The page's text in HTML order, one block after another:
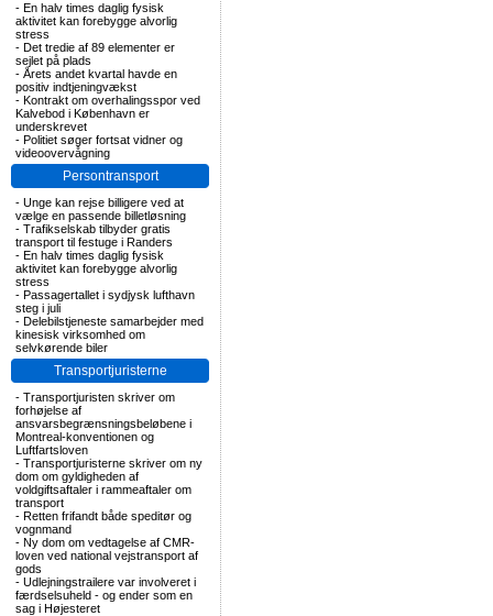
- En halv times daglig fysisk
aktivitet kan forebygge alvorlig
stress
- Det tredie af 89 elementer er
sejlet på plads
- Årets andet kvartal havde en
positiv indtjeningvækst
- Kontrakt om overhalingsspor ved
Kalvebod i København er
underskrevet
- Politiet søger fortsat vidner og
videoovervågning
Persontransport
- Unge kan rejse billigere ved at
vælge en passende billetløsning
- Trafikselskab tilbyder gratis
transport til festuge i Randers
- En halv times daglig fysisk
aktivitet kan forebygge alvorlig
stress
- Passagertallet i sydjysk lufthavn
steg i juli
- Delebilstjeneste samarbejder med
kinesisk virksomhed om
selvkørende biler
Transportjuristerne
- Transportjuristen skriver om
forhøjelse af
ansvarsbegrænsningsbeløbene i
Montreal-konventionen og
Luftfartsloven
- Transportjuristerne skriver om ny
dom om gyldigheden af
voldgiftsaftaler i rammeaftaler om
transport
- Retten frifandt både speditør og
vognmand
- Ny dom om vedtagelse af CMR-
loven ved national vejstransport af
gods
- Udlejningstrailere var involveret i
færdselsuheld - og ender som en
sag i Højesteret